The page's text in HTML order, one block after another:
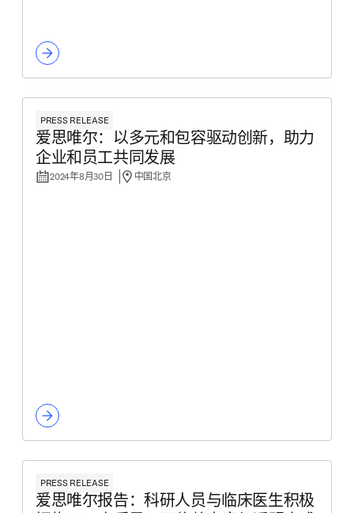
PRESS RELEASE
爱思唯尔：以多元和包容驱动创新，助力
企业和员工共同发展
2024年8月30日 中国北京
PRESS RELEASE
爱思唯尔报告：科研人员与临床医生积极